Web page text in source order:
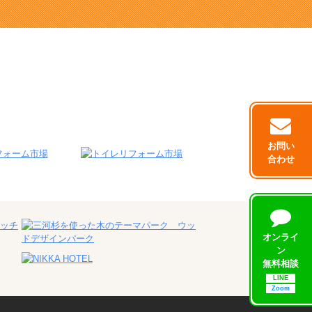
お問い
合わせ
オンライ
ン
無料相談
LINE
Zoom